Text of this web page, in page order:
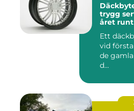
trygg
året runt
Ett
vid
de
d...